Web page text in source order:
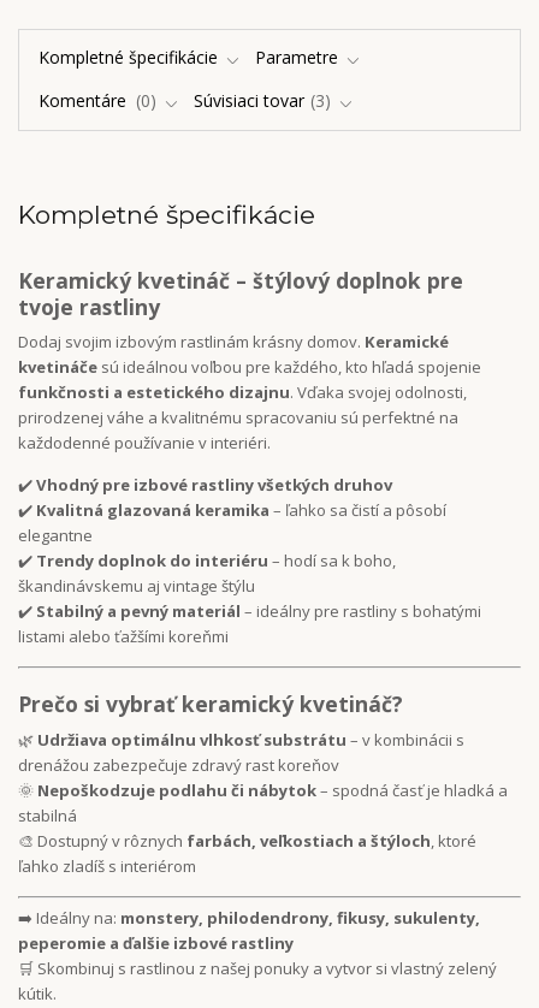
Kompletné špecifikácie
Parametre
Komentáre
0 Súvisiaci tovar 3
Kompletné špecifikácie
Keramický kvetináč – štýlový doplnok pre
tvoje rastliny
Dodaj svojim izbovým rastlinám krásny domov. Keramické
kvetináče sú ideálnou voľbou pre každého, kto hľadá spojenie
funkčnosti a estetického dizajnu. Vďaka svojej odolnosti,
prirodzenej váhe a kvalitnému spracovaniu sú perfektné na
každodenné používanie v interiéri.
✔️Vhodný pre izbové rastliny všetkých druhov
✔️ Kvalitná glazovaná keramika – ľahko sa čistí a pôsobí
elegantne
✔️ Trendy doplnok do interiéru – hodí sa k boho,
škandinávskemu aj vintage štýlu
✔️ Stabilný a pevný materiál – ideálny pre rastliny s bohatými
listami alebo ťažšími koreňmi
Prečo si vybrať keramický kvetináč?
🌿 Udržiava optimálnu vlhkosť substrátu – v kombinácii s
drenážou zabezpečuje zdravý rast koreňov
🌞 Nepoškodzuje podlahu či nábytok– spodná časť je hladká a
stabilná
🎨 Dostupný v rôznych farbách, veľkostiach a štýloch, ktoré
ľahko zladíš s interiérom
➡️ Ideálny na: monstery, philodendrony, fikusy, sukulenty,
peperomie a ďalšie izbové rastliny
🛒 Skombinuj s rastlinou z našej ponuky a vytvor si vlastný zelený
kútik.